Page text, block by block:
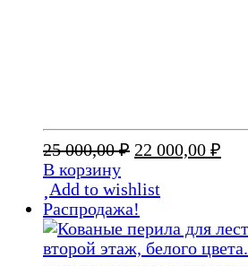
25 000,00₽ Первоначальная
составляла
25
000,00 ₽.
22 000,00 ₽
В корзину
Add to wishlist
Распродажа!